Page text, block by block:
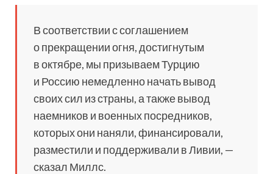
В соответствии с соглашением
о прекращении огня, достигнутым
в октябре, мы призываем Турцию
и Россию немедленно начать вывод
своих сил из страны, а также вывод
наемников и военных посредников,
которых они наняли, финансировали,
разместили и поддерживали в Ливии, —
сказал Миллс.